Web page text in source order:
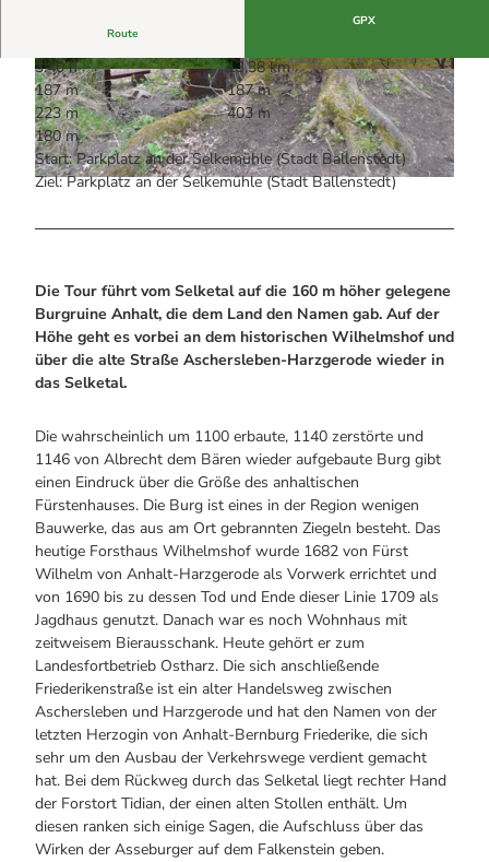
Noch lange nicht Schicht im Schacht
Die Eisflüsterer: Harzer Falken
Wanderführer Jörg Kühnhold
Webcams
Kulinarik
Einkaufen
Webcams
© Harz: Magische Gebirgswelt
© Joachim Schymalla | CC-BY © Harz: Magische Gebirgswelt
Route
GPX
3:40 h
13,38 km
187 m
187 m
223 m
403 m
180 m
Start: Parkplatz an der Selkemühle (Stadt Ballenstedt)
Ziel: Parkplatz an der Selkemühle (Stadt Ballenstedt)
Die Tour führt vom Selketal auf die 160 m höher gelegene
Burgruine Anhalt, die dem Land den Namen gab. Auf der
Höhe geht es vorbei an dem historischen Wilhelmshof und
über die alte Straße Aschersleben-Harzgerode wieder in
das Selketal.
Die wahrscheinlich um 1100 erbaute, 1140 zerstörte und
1146 von Albrecht dem Bären wieder aufgebaute Burg gibt
einen Eindruck über die Größe des anhaltischen
Fürstenhauses. Die Burg ist eines in der Region wenigen
Bauwerke, das aus am Ort gebrannten Ziegeln besteht. Das
heutige Forsthaus Wilhelmshof wurde 1682 von Fürst
Wilhelm von Anhalt-Harzgerode als Vorwerk errichtet und
von 1690 bis zu dessen Tod und Ende dieser Linie 1709 als
Jagdhaus genutzt. Danach war es noch Wohnhaus mit
zeitweisem Bierausschank. Heute gehört er zum
Landesfortbetrieb Ostharz. Die sich anschließende
Friederikenstraße ist ein alter Handelsweg zwischen
Aschersleben und Harzgerode und hat den Namen von der
letzten Herzogin von Anhalt-Bernburg Friederike, die sich
sehr um den Ausbau der Verkehrswege verdient gemacht
hat. Bei dem Rückweg durch das Selketal liegt rechter Hand
der Forstort Tidian, der einen alten Stollen enthält. Um
diesen ranken sich einige Sagen, die Aufschluss über das
Wirken der Asseburger auf dem Falkenstein geben.